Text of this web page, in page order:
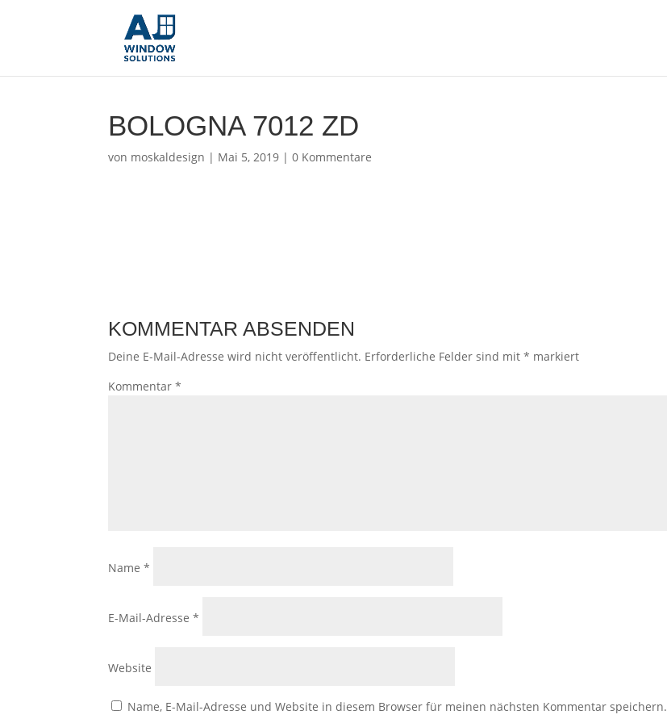
BOLOGNA 7012 ZD
von moskaldesign | Mai 5, 2019 |0 Kommentare
KOMMENTAR ABSENDEN
Deine E-Mail-Adresse wird nicht veröffentlicht. Erforderliche Felder sind mit* markiert
Kommentar*
Name*
E-Mail-Adresse*
Website
Name, E-Mail-Adresse und Website in diesem Browser für meinen nächsten Kommentar speichern.